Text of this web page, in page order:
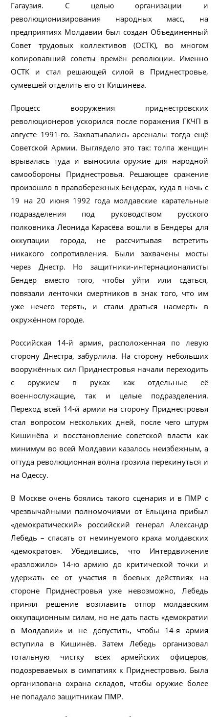
Гагаузия. С целью организации и
революционизирования народных масс, на
предприятиях Молдавии был создан Объединенный
Совет трудовых коллективов (ОСТК), во многом
копировавший советы времён революции. Именно
ОСТК и стал решающей силой в Приднестровье,
сумевшей отделить его от Кишинёва.
Процесс вооружения приднестровских
революционеров ускорился после поражения ГКЧП в
августе 1991-го. Захватывались арсеналы тогда ещё
Советской Армии. Выглядело это так: толпа женщин
врывалась туда и выносила оружие для народной
самообороны Приднестровья. Решающее сражение
произошло в правобережных Бендерах, куда в ночь с
19 на 20 июня 1992 года молдавские карательные
подразделения под руководством русского
полковника Леонида Карасёва вошли в Бендеры для
оккупации города, не рассчитывая встретить
никакого сопротивления. Были захвачены мосты
через Днестр. Но защитники-интернационалисты
Бендер вместо того, чтобы уйти или сдаться,
повязали ленточки смертников в знак того, что им
уже нечего терять, и стали драться насмерть в
окружённом городе.
Российская 14-й армия, расположенная по левую
сторону Днестра, забурлила. На сторону небольших
вооружённых сил Приднестровья начали переходить
с оружием в руках как отдельные её
военнослужащие, так и целые подразделения.
Переход всей 14-й армии на сторону Приднестровья
стал вопросом нескольких дней, после чего штурм
Кишинёва и восстановление советской власти как
минимум во всей Молдавии казалось неизбежным, а
оттуда революционная волна грозила перекинуться и
на Одессу.
В Москве очень боялись такого сценария и в ПМР с
чрезвычайными полномочиями от Ельцина прибыл
«демократический» российский генерал Александр
Лебедь – спасать от неминуемого краха молдавских
«демократов». Убедившись, что Интердвижение
«разложило» 14-ю армию до критической точки и
удержать ее от участия в боевых действиях на
стороне Приднестровья уже невозможно, Лебедь
принял решение возглавить отпор молдавским
оккупационным силам, но не дать пасть «демократии
в Молдавии» и не допустить, чтобы 14-я армия
вступила в Кишинёв. Затем Лебедь организовал
тотальную чистку всех армейских офицеров,
подозреваемых в симпатиях к Приднестровью. Была
организована охрана складов, чтобы оружие более
не попадало защитникам ПМР.